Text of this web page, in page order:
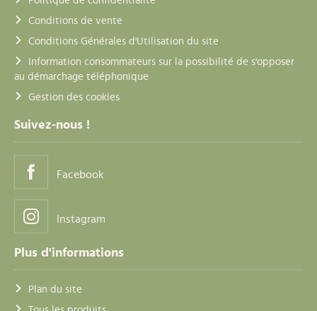
Conditions de vente
Conditions Générales d'Utilisation du site
Information consommateurs sur la possibilité de s'opposer
au démarchage téléphonique
Gestion des cookies
Suivez-nous !
Facebook
Instagram
Plus d'informations
Plan du site